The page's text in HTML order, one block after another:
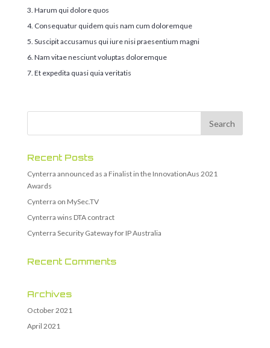
Harum qui dolore quos
Consequatur quidem quis nam cum doloremque
Suscipit accusamus qui iure nisi praesentium magni
Nam vitae nesciunt voluptas doloremque
Et expedita quasi quia veritatis
Recent Posts
Cynterra announced as a Finalist in the InnovationAus 2021
Awards
Cynterra on MySec.TV
Cynterra wins DTA contract
Cynterra Security Gateway for IP Australia
Recent Comments
Archives
October 2021
April 2021